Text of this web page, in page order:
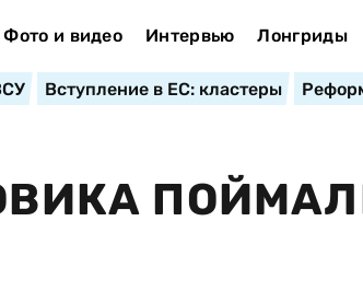
Фото и видео Интервью Лонгриды
Вступление в ЕС: кластеры